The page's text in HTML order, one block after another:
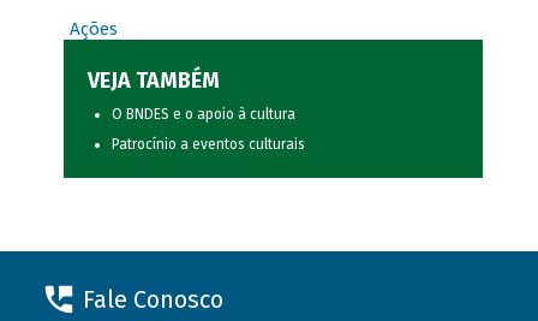
Ações
VEJA TAMBÉM
O BNDES e o apoio à cultura
Patrocínio a eventos culturais
Fale Conosco